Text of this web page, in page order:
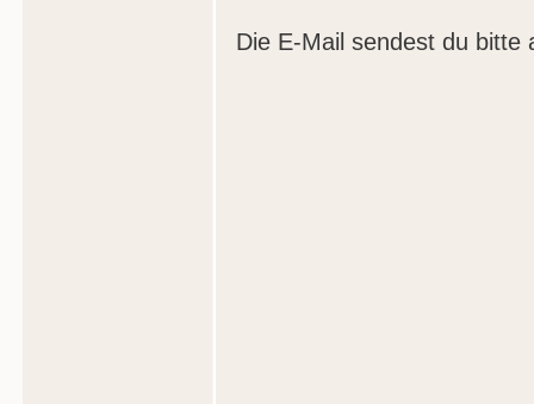
Die E-Mail sendest du bitte